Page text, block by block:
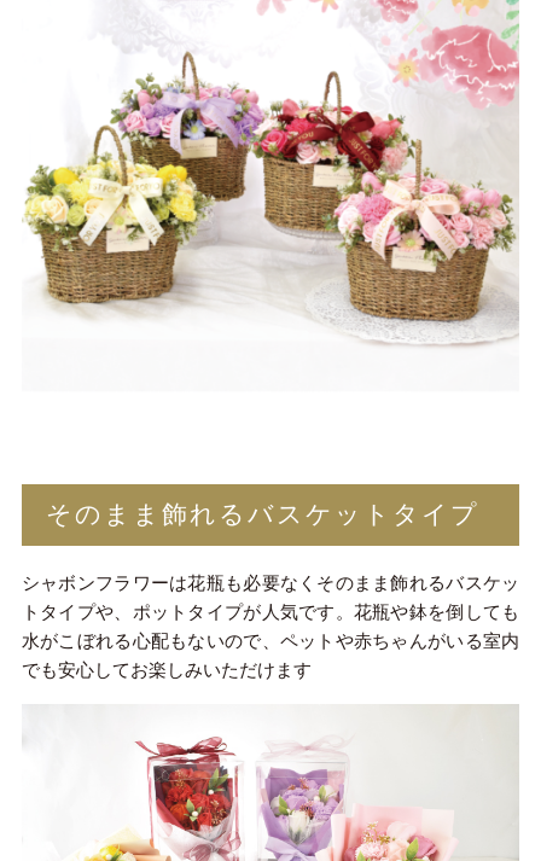
そのまま飾れるバスケットタイプ
シャボンフラワーは花瓶も必要なくそのまま飾れるバスケッ
トタイプや、ポットタイプが人気です。花瓶や鉢を倒しても
水がこぼれる心配もないので、ペットや赤ちゃんがいる室内
でも安心してお楽しみいただけます